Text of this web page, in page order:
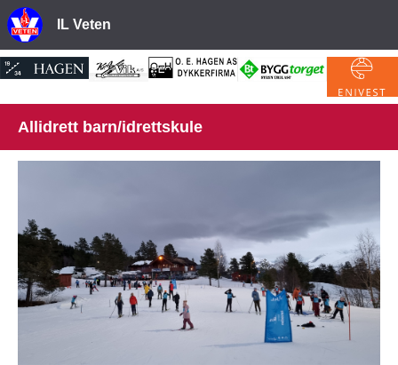
IL Veten
Allidrett barn/idrettskule